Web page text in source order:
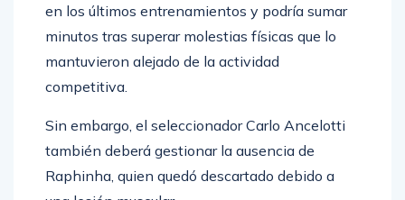
en los últimos entrenamientos y podría sumar
minutos tras superar molestias físicas que lo
mantuvieron alejado de la actividad
competitiva.
Sin embargo, el seleccionador Carlo Ancelotti
también deberá gestionar la ausencia de
Raphinha, quien quedó descartado debido a